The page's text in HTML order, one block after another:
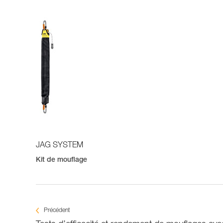
JAG SYSTEM
Kit de mouflage
Précédent